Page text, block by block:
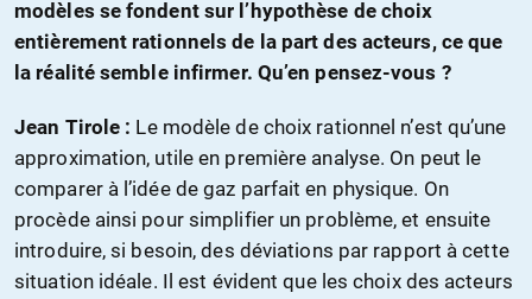
modèles se fondent sur l’hypothèse de choix
entièrement rationnels de la part des acteurs, ce que
la réalité semble infirmer. Qu’en pensez-vous ?
Jean Tirole : Le modèle de choix rationnel n’est qu’une
approximation, utile en première analyse. On peut le
comparer à l’idée de gaz parfait en physique. On
procède ainsi pour simplifier un problème, et ensuite
introduire, si besoin, des déviations par rapport à cette
situation idéale. Il est évident que les choix des acteurs